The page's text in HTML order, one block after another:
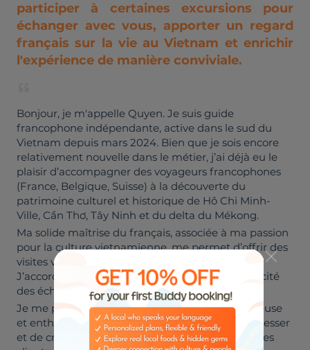
participer à certaines excursions pour
échanger avec vous, apporter un regard
français sur la vie au Vietnam et enrichir
l'expérience de manière conviviale.
Bonjour, je m'appelle Quyen. Je suis guide
francophone indépendante, active dans le sud du
Vietnam depuis mars 2024. Bien que je sois encore
relativement nouvelle dans le métier, j’ai déjà eu le
plaisir d’accompagner des voyageurs francophones
(France, Belgique, Suisse) à la découverte du
patrimoine culturel et historique de Hô Chi Minh-
Ville, Cần Thơ, Tây Ninh et du delta du Mékong.
Ma solide maîtrise du français, associée à ma passion
pour la culture vietnamienne, me permet d’offrir des
visites vivantes, chaleureuses et enrichissantes.
J’accorde une attention particulière à l’authenticité
des échanges et au confort des visiteurs.
Je me positionne comme une guide jeune, sérieuse
et enthousiaste, avec un véritable désir de progresser
et de créer des expériences inoubliables pour mes